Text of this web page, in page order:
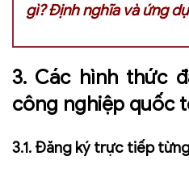
gì? Định nghĩa và ứng
3. Các hình thức
công nghiệp quốc
3.1. Đăng ký trực tiếp